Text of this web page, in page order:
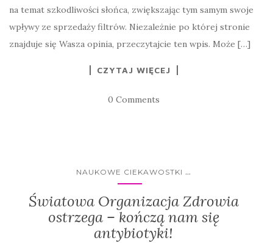
na temat szkodliwości słońca, zwiększając tym samym swoje
wpływy ze sprzedaży filtrów. Niezależnie po której stronie
znajduje się Wasza opinia, przeczytajcie ten wpis. Może […]
CZYTAJ WIĘCEJ
0 Comments
NAUKOWE CIEKAWOSTKI ...
Światowa Organizacja Zdrowia
ostrzega – kończą nam się
antybiotyki!